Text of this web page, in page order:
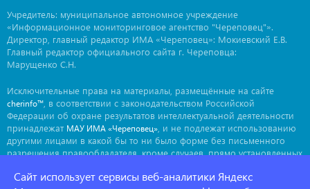
Учредитель: муниципальное автономное учреждение
«Информационное мониторинговое агентство "Череповец"».
Директор, главный редактор ИМА «Череповец»: Мокиевский Е.В.
Главный редактор официального сайта г. Череповца:
Марущенко С.Н.
Исключительные права на материалы, размещённые на сайте
cherinfo™ , в соответствии с законодательством Российской
Федерации об охране результатов интеллектуальной деятельности
принадлежат МАУ ИМА «Череповец» , и не подлежат использованию
другими лицами в какой бы то ни было форме без письменного
разрешения правообладателя, кроме случаев, прямо установленных
ima@cherinfo.ru. Мнение авторов может не совпадать с мнением
Сайт использует сервисы веб-аналитики Яндекс